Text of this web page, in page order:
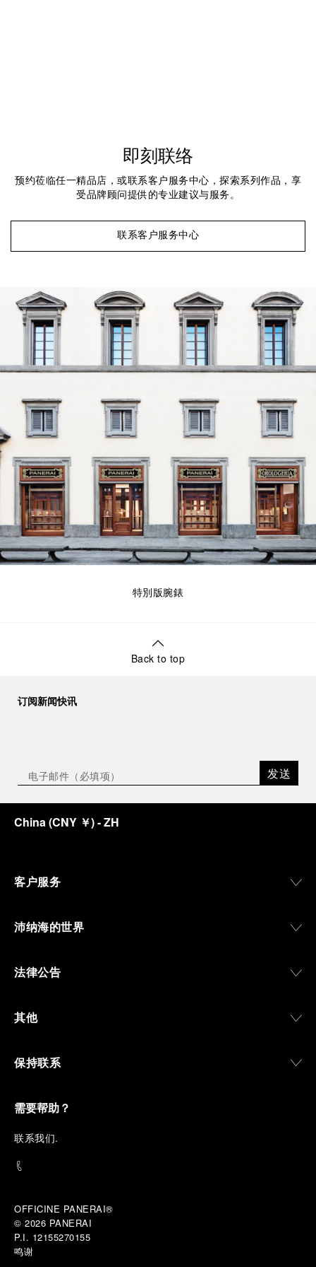
即刻联络
预约莅临任一精品店，或联系客户服务中心，探索系列作品，享
受品牌顾问提供的专业建议与服务。
联系客户服务中心
特別版腕錶
Back to top
订阅新闻快讯
发送
China(CNY ￥)- ZH
客户服务
沛纳海的世界
法律公告
其他
保持联系
需要帮助？
联系我们.
OFFICINE PANERAI®
© 2026 PANERAI
P.I. 12155270155
鸣谢